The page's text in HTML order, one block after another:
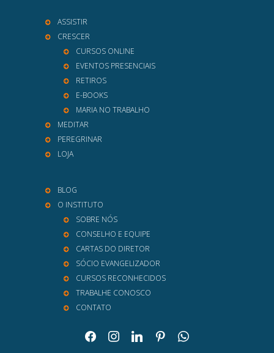
ASSISTIR
CRESCER
CURSOS ONLINE
EVENTOS PRESENCIAIS
RETIROS
E-BOOKS
MARIA NO TRABALHO
MEDITAR
PEREGRINAR
LOJA
BLOG
O INSTITUTO
SOBRE NÓS
CONSELHO E EQUIPE
CARTAS DO DIRETOR
SÓCIO EVANGELIZADOR
CURSOS RECONHECIDOS
TRABALHE CONOSCO
CONTATO
facebookinstagramlinkedinpinterestwhatsapp